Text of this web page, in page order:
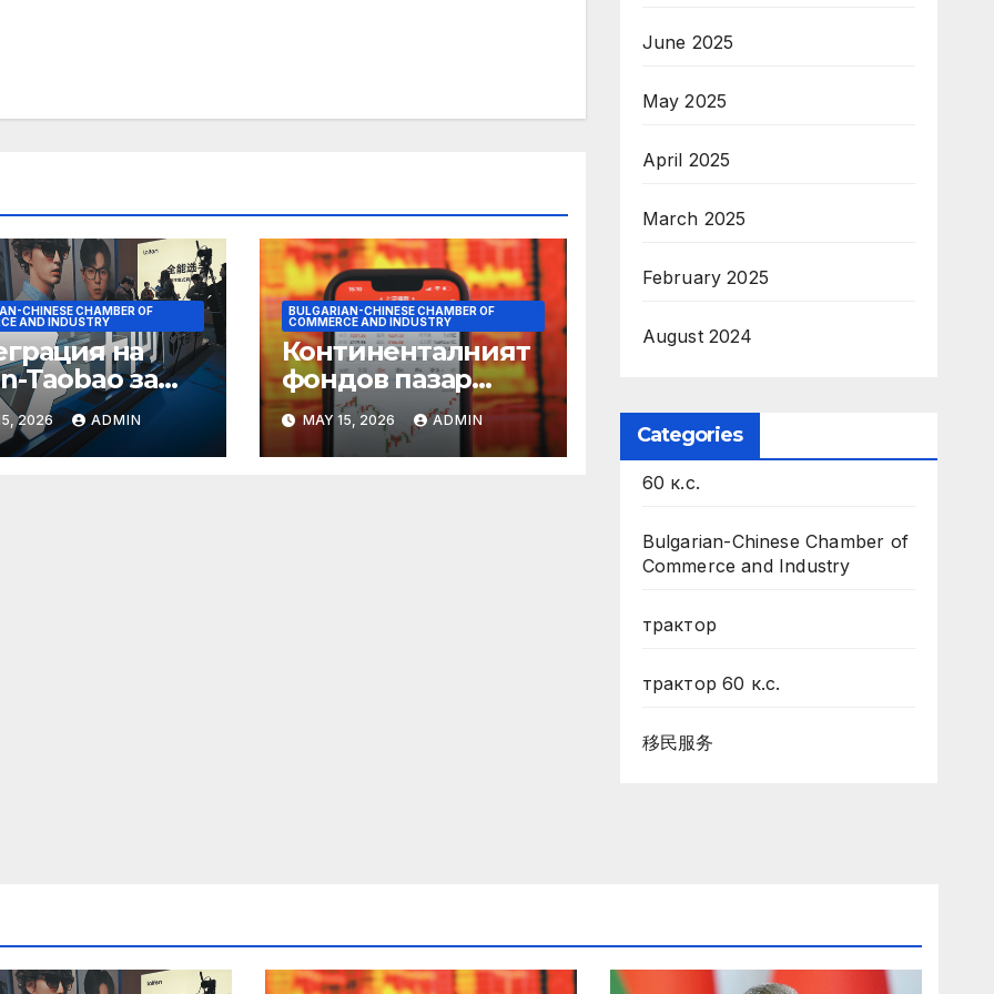
CHINESE CHAMBER OF
AND INDUSTRY
на
Taobao за
на
618
2026 ADMIN
BULGARIAN-CHINESE CHAMBER OF
COMMERCE AND INDUSTRY
Континенталният
фондов пазар
достига 11-
годишен връх
MAY 15, 2026 ADMIN
June 2025
May 2025
April 2025
March 2025
February 2025
August 2024
Categories
60 к.с.
Bulgarian-Chinese Chamber of
Commerce and Industry
трактор
трактор 60 к.с.
移民服务